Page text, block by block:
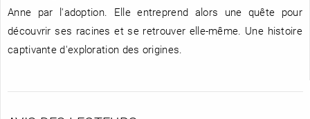
Anne par l'adoption. Elle entreprend alors une quête pour
découvrir ses racines et se retrouver elle-même. Une histoire
captivante d'exploration des origines.